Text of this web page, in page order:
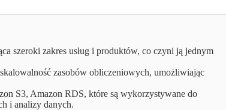
szeroki zakres usług i produktów, co czyni ją jednym
zasobów obliczeniowych, umożliwiając
S3, Amazon RDS, które są wykorzystywane do
i analizy danych.